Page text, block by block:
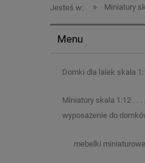
Jesteś w: » Miniatury
Menu
Domki dla lalek skala
Miniatury skala 1:12 . . . .
wyposażenie do
mebelki miniaturowe